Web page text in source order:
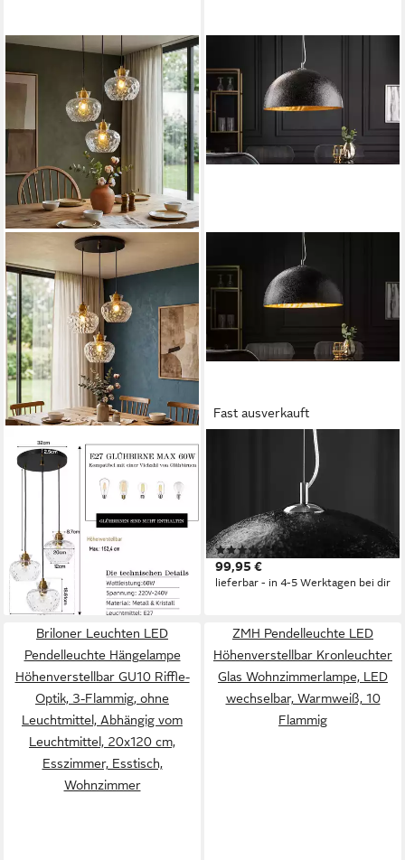
TRIBESIGNS
Pendelleuchte 3-flammig,
Hängeleuchte Esstisch mit
Wasserriffel-Glasschirmen,
ohne Leuchtmittel,
Tageslichtweiß,
Höhenverstellbar E27
Fassung Hängeleuchte
105,99 € UVP159,99 €
-34%
lieferbar - in 6-7 Werktagen bei dir
Fast ausverkauft
Hängeleuchte GLOW 50cm
schwarz / gold, ohne
Leuchtmittel, Wohnzimmer ·
Metall · Esszimmer · Modern
Design
(2)
99,95 €
lieferbar - in 4-5 Werktagen bei dir
Briloner Leuchten LED
Pendelleuchte Hängelampe
Höhenverstellbar GU10 Riffle-
Optik, 3-Flammig, ohne
Leuchtmittel, Abhängig vom
Leuchtmittel, 20x120 cm,
Esszimmer, Esstisch,
Wohnzimmer
ZMH Pendelleuchte LED
Höhenverstellbar Kronleuchter
Glas Wohnzimmerlampe, LED
wechselbar, Warmweiß, 10
Flammig